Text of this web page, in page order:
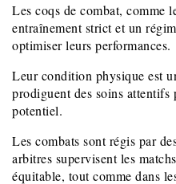
Les coqs de combat, comme
entraînement strict et un
optimiser leurs performances.
Leur condition physique est
prodiguent des soins
potentiel.
Les combats sont régis par
arbitres supervisent les
équitable, tout comme dans